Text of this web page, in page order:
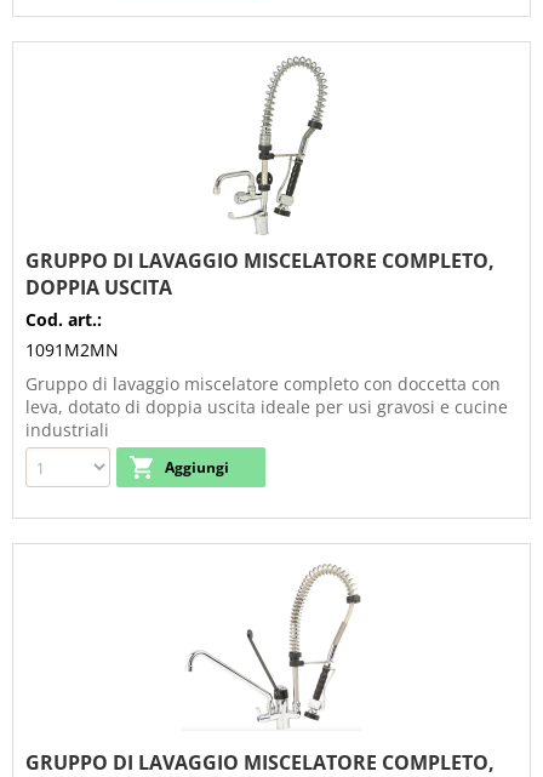
GRUPPO DI LAVAGGIO MISCELATORE COMPLETO,
DOPPIA USCITA
Cod. art.:
1091M2MN
Gruppo di lavaggio miscelatore completo con doccetta con
leva, dotato di doppia uscita ideale per usi gravosi e cucine
industriali
GRUPPO DI LAVAGGIO MISCELATORE COMPLETO,